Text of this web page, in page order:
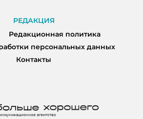
РЕДАКЦИЯ
Редакционная политика
персональных данных
Контакты